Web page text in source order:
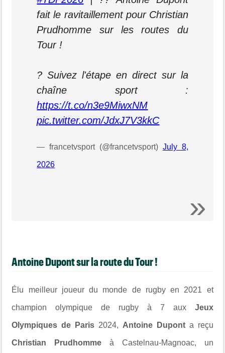
fait le ravitaillement pour Christian
Prudhomme sur les routes du
Tour !
? Suivez l'étape en direct sur la
chaîne sport :
https://t.co/n3e9MiwxNM
pic.twitter.com/JdxJ7V3kkC
— francetvsport (@francetvsport) July 8,
2026
Antoine Dupont sur la route du Tour !
Élu meilleur joueur du monde de rugby en 2021 et
champion olympique de rugby à 7 aux Jeux
Olympiques de Paris 2024, Antoine Dupont a reçu
Christian Prudhomme à Castelnau-Magnoac, un